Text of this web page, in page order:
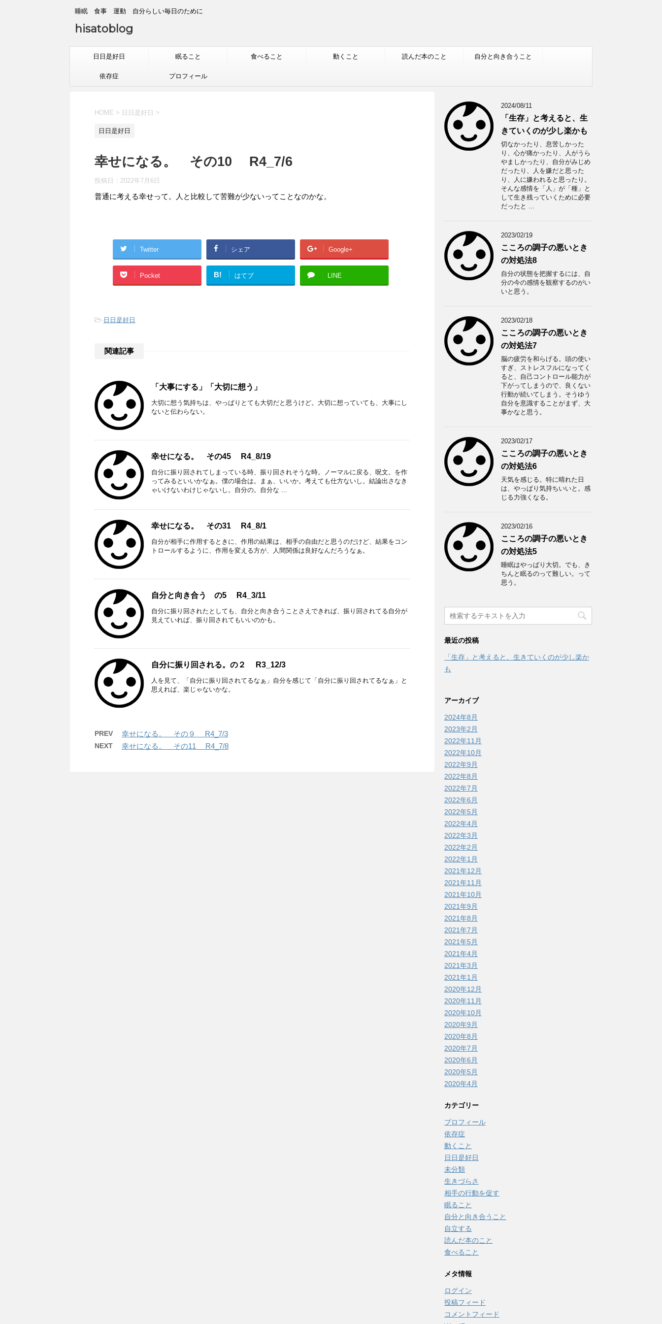
睡眠 食事 運動 自分らしい毎日のために
hisatoblog
日日是好日 眠ること 食べること 動くこと 読んだ本のこと 自分と向き合うこと
依存症 プロフィール
HOME > 日日是好日 >
日日是好日
幸せになる。 その10 R4_7/6
投稿日： 2022年7月6日
普通に考える幸せって。人と比較して苦難が少ないってことなのかな。
Twitter シェア Google+
Pocket B! はてブ LINE
- 日日是好日
関連記事
「大事にする」「大切に想う」
大切に想う気持ちは、やっぱりとても大切だと思うけど。大切に想っていても、大事にし
ないと伝わらない。
幸せになる。 その45 R4_8/19
自分に振り回されてしまっている時、振り回されそうな時。ノーマルに戻る、呪文。を作
ってみるといいかなぁ。僕の場合は。まぁ、いいか。考えても仕方ないし。結論出さなき
ゃいけないわけじゃないし。自分の。自分な ...
幸せになる。 その31 R4_8/1
自分が相手に作用するときに、作用の結果は、相手の自由だと思うのだけど、結果をコン
トロールするように、作用を変える方が、人間関係は良好なんだろうなぁ。
自分と向き合う の5 R4_3/11
自分に振り回されたとしても、自分と向き合うことさえできれば、振り回されてる自分が
見えていれば、振り回されてもいいのかも。
自分に振り回される。の２ R3_12/3
人を見て、「自分に振り回されてるなぁ」自分を感じて「自分に振り回されてるなぁ」と
思えれば、楽じゃないかな。
PREV 幸せになる。 その９ R4_7/3
NEXT 幸せになる。 その11 R4_7/8
2024/08/11
「生存」と考えると、生
きていくのが少し楽かも
切なかったり、息苦しかった
り、心が痛かったり、人がうら
やましかったり、自分がみじめ
だったり、人を嫌だと思った
り、人に嫌われると思ったり。
そんな感情を「人」が「種」と
して生き残っていくために必要
だったと ...
2023/02/19
こころの調子の悪いとき
の対処法8
自分の状態を把握するには、自
分の今の感情を観察するのがい
いと思う。
2023/02/18
こころの調子の悪いとき
の対処法7
脳の疲労を和らげる。頭の使い
すぎ、ストレスフルになってく
ると、自己コントロール能力が
下がってしまうので、良くない
行動が続いてしまう。そうゆう
自分を意識することがまず、大
事かなと思う。
2023/02/17
こころの調子の悪いとき
の対処法6
天気を感じる。特に晴れた日
は、やっぱり気持ちいいと。感
じる力強くなる。
2023/02/16
こころの調子の悪いとき
の対処法5
睡眠はやっぱり大切。でも、き
ちんと眠るのって難しい。って
思う。
最近の投稿
「生存」と考えると、生きていくのが少し楽か
も
アーカイブ
2024年8月
2023年2月
2022年11月
2022年10月
2022年9月
2022年8月
2022年7月
2022年6月
2022年5月
2022年4月
2022年3月
2022年2月
2022年1月
2021年12月
2021年11月
2021年10月
2021年9月
2021年8月
2021年7月
2021年5月
2021年4月
2021年3月
2021年1月
2020年12月
2020年11月
2020年10月
2020年9月
2020年8月
2020年7月
2020年6月
2020年5月
2020年4月
カテゴリー
プロフィール
依存症
動くこと
日日是好日
未分類
生きづらさ
相手の行動を促す
眠ること
自分と向き合うこと
自立する
読んだ本のこと
食べること
メタ情報
ログイン
投稿フィード
コメントフィード